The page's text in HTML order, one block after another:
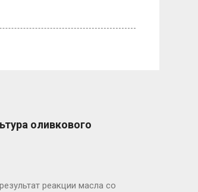
оливкового
реакции масла со